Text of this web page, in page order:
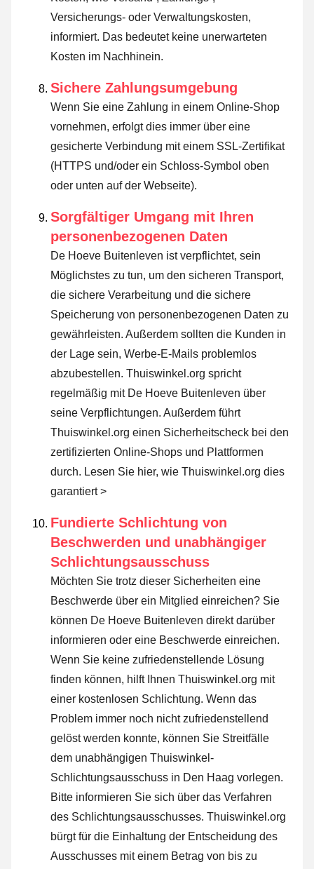
Versicherungs- oder Verwaltungskosten,
informiert. Das bedeutet keine unerwarteten
Kosten im Nachhinein.
Sichere Zahlungsumgebung
Wenn Sie eine Zahlung in einem Online-Shop
vornehmen, erfolgt dies immer über eine
gesicherte Verbindung mit einem SSL-Zertifikat
(HTTPS und/oder ein Schloss-Symbol oben
oder unten auf der Webseite).
Sorgfältiger Umgang mit Ihren
personenbezogenen Daten
De Hoeve Buitenleven ist verpflichtet, sein
Möglichstes zu tun, um den sicheren Transport,
die sichere Verarbeitung und die sichere
Speicherung von personenbezogenen Daten zu
gewährleisten. Außerdem sollten die Kunden in
der Lage sein, Werbe-E-Mails problemlos
abzubestellen. Thuiswinkel.org spricht
regelmäßig mit De Hoeve Buitenleven über
seine Verpflichtungen. Außerdem führt
Thuiswinkel.org einen Sicherheitscheck bei den
zertifizierten Online-Shops und Plattformen
durch. Lesen Sie hier, wie Thuiswinkel.org dies
garantiert >
Fundierte Schlichtung von
Beschwerden und unabhängiger
Schlichtungsausschuss
Möchten Sie trotz dieser Sicherheiten eine
Beschwerde über ein Mitglied einreichen? Sie
können De Hoeve Buitenleven direkt darüber
informieren oder eine Beschwerde einreichen.
Wenn Sie keine zufriedenstellende Lösung
finden können, hilft Ihnen Thuiswinkel.org mit
einer kostenlosen Schlichtung. Wenn das
Problem immer noch nicht zufriedenstellend
gelöst werden konnte, können Sie Streitfälle
dem unabhängigen Thuiswinkel-
Schlichtungsausschuss in Den Haag vorlegen.
Bitte informieren Sie sich über das Verfahren
des Schlichtungsausschusses. Thuiswinkel.org
bürgt für die Einhaltung der Entscheidung des
Ausschusses mit einem Betrag von bis zu